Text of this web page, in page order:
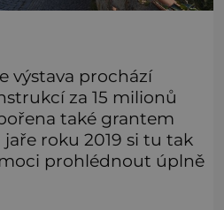
výstava prochází
za 15 milionů
také grantem
jaře roku 2019 si tu tak
prohlédnout úplně